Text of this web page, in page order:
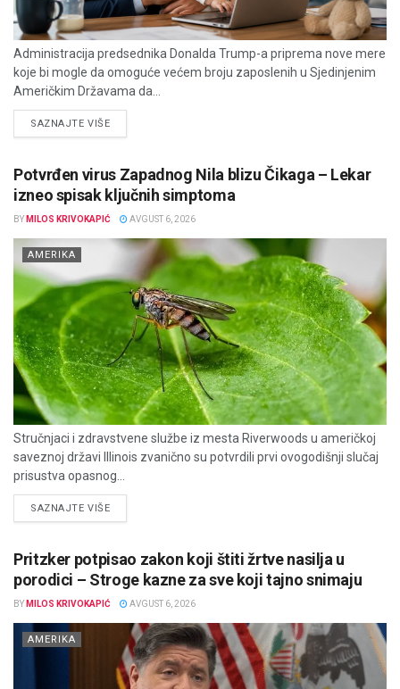
Administracija predsednika Donalda Trump-a priprema nove mere
koje bi mogle da omoguće većem broju zaposlenih u Sjedinjenim
Američkim Državama da...
SAZNAJTE VIŠEDETAILS
Potvrđen virus Zapadnog Nila blizu Čikaga – Lekar
izneo spisak ključnih simptoma
BY MILOS KRIVOKAPIĆ AVGUST 6, 2026
AMERIKA
Stručnjaci i zdravstvene službe iz mesta Riverwoods u američkoj
saveznoj državi Illinois zvanično su potvrdili prvi ovogodišnji slučaj
prisustva opasnog...
SAZNAJTE VIŠEDETAILS
Pritzker potpisao zakon koji štiti žrtve nasilja u
porodici – Stroge kazne za sve koji tajno snimaju
BY MILOS KRIVOKAPIĆ AVGUST 6, 2026
AMERIKA